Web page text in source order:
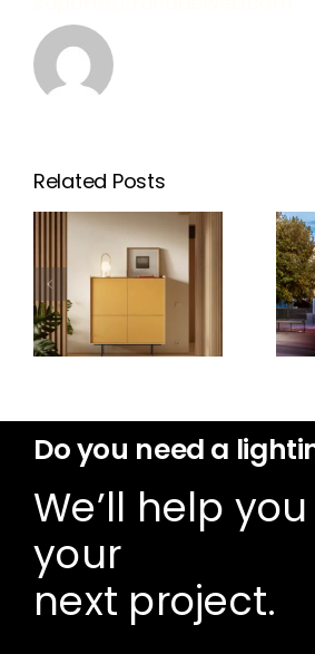
Related Posts
New Aura
Open
Frame
Do you need a
We’ll help
your
next project.